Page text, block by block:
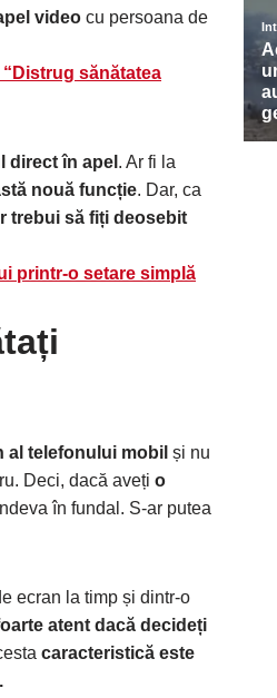
video cu persoana de
sănătatea
direct în apel . Ar fi la
nouă funcție. Dar, ca
trebui să fiți deosebit
printr-o setare simplă
al telefonului mobil și nu
Deci, dacă aveți o
în fundal. S-ar putea
ecran la timp și dintr-o
atent dacă decideți
caracteristică este